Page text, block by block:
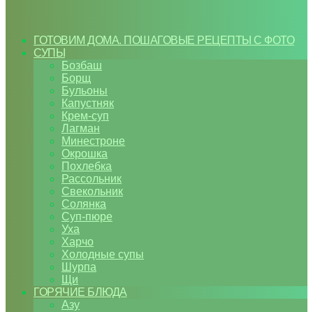
ГОТОВИМ ДОМА. ПОШАГОВЫЕ РЕЦЕПТЫ С ФОТО
СУПЫ
Бозбаш
Борщ
Бульоны
Капустняк
Крем-суп
Лагман
Минестроне
Окрошка
Похлебка
Рассольник
Свекольник
Солянка
Суп-пюре
Уха
Харчо
Холодные супы
Шурпа
Щи
ГОРЯЧИЕ БЛЮДА
Азу